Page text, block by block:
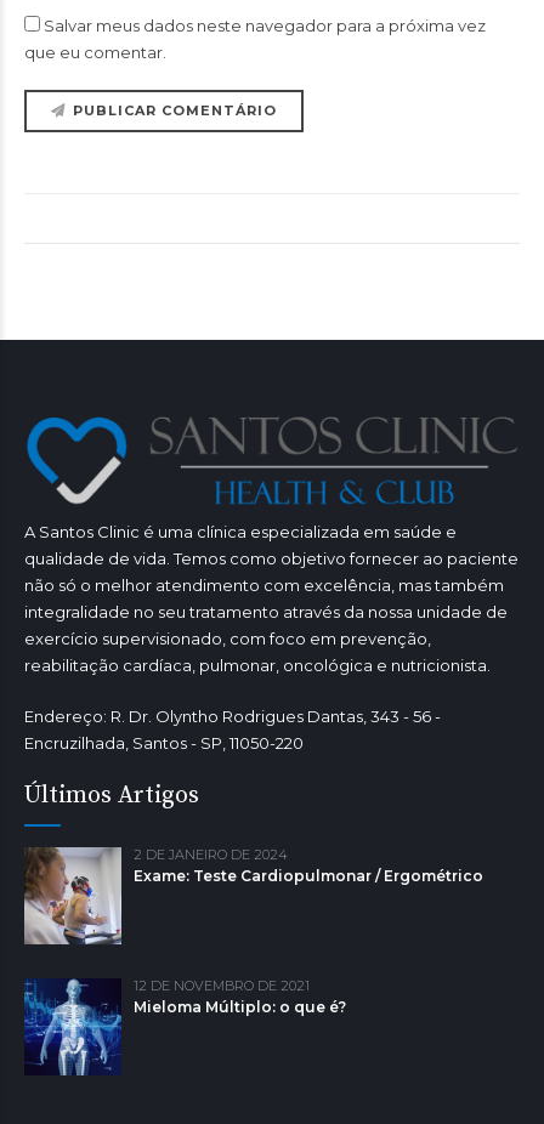
Salvar meus dados neste navegador para a próxima vez
que eu comentar.
PUBLICAR COMENTÁRIO
A Santos Clinic é uma clínica especializada em saúde e
qualidade de vida. Temos como objetivo fornecer ao paciente
não só o melhor atendimento com excelência, mas também
integralidade no seu tratamento através da nossa unidade de
exercício supervisionado, com foco em prevenção,
reabilitação cardíaca, pulmonar, oncológica e nutricionista.
Endereço: R. Dr. Olyntho Rodrigues Dantas, 343 - 56 -
Encruzilhada, Santos - SP, 11050-220
Últimos Artigos
2 DE JANEIRO DE 2024
Exame: Teste Cardiopulmonar / Ergométrico
12 DE NOVEMBRO DE 2021
Mieloma Múltiplo: o que é?